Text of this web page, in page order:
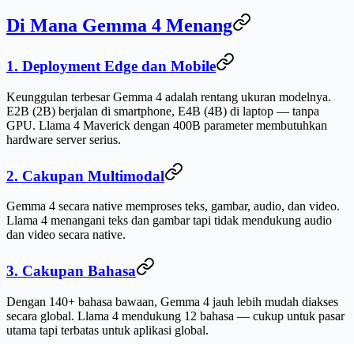
Di Mana Gemma 4 Menang
1. Deployment Edge dan Mobile
Keunggulan terbesar Gemma 4 adalah rentang ukuran modelnya.
E2B (2B) berjalan di smartphone, E4B (4B) di laptop — tanpa
GPU. Llama 4 Maverick dengan 400B parameter membutuhkan
hardware server serius.
2. Cakupan Multimodal
Gemma 4 secara native memproses teks, gambar, audio, dan video.
Llama 4 menangani teks dan gambar tapi tidak mendukung audio
dan video secara native.
3. Cakupan Bahasa
Dengan 140+ bahasa bawaan, Gemma 4 jauh lebih mudah diakses
secara global. Llama 4 mendukung 12 bahasa — cukup untuk pasar
utama tapi terbatas untuk aplikasi global.